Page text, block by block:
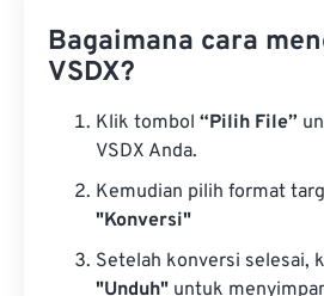
Bagaimana cara
VSDX?
Klik tombol “Pilih File”
VSDX Anda.
Kemudian pilih format
"Konversi"
Setelah konversi selesai,
"Unduh" untuk